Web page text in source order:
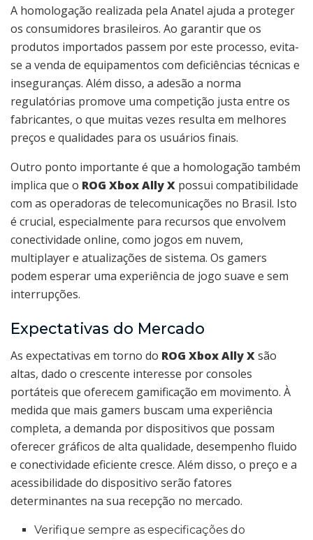
A homologação realizada pela Anatel ajuda a proteger
os consumidores brasileiros. Ao garantir que os
produtos importados passem por este processo, evita-
se a venda de equipamentos com deficiências técnicas e
inseguranças. Além disso, a adesão a norma
regulatórias promove uma competição justa entre os
fabricantes, o que muitas vezes resulta em melhores
preços e qualidades para os usuários finais.
Outro ponto importante é que a homologação também
implica que o ROG Xbox Ally X possui compatibilidade
com as operadoras de telecomunicações no Brasil. Isto
é crucial, especialmente para recursos que envolvem
conectividade online, como jogos em nuvem,
multiplayer e atualizações de sistema. Os gamers
podem esperar uma experiência de jogo suave e sem
interrupções.
Expectativas do Mercado
As expectativas em torno do ROG Xbox Ally Xsão
altas, dado o crescente interesse por consoles
portáteis que oferecem gamificação em movimento. À
medida que mais gamers buscam uma experiência
completa, a demanda por dispositivos que possam
oferecer gráficos de alta qualidade, desempenho fluido
e conectividade eficiente cresce. Além disso, o preço e a
acessibilidade do dispositivo serão fatores
determinantes na sua recepção no mercado.
Verifique sempre as especificações do